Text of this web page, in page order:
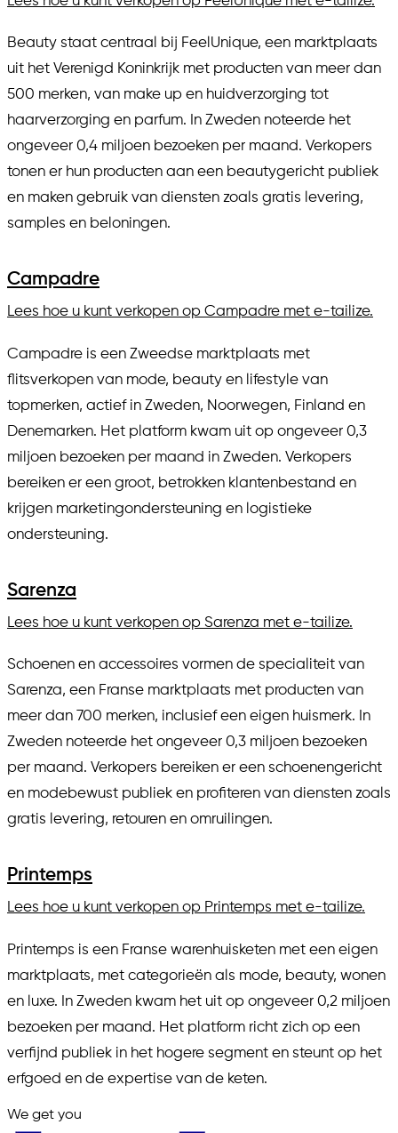
Beauty staat centraal bij FeelUnique, een marktplaats
uit het Verenigd Koninkrijk met producten van meer dan
500 merken, van make up en huidverzorging tot
haarverzorging en parfum. In Zweden noteerde het
ongeveer 0,4 miljoen bezoeken per maand. Verkopers
tonen er hun producten aan een beautygericht publiek
en maken gebruik van diensten zoals gratis levering,
samples en beloningen.
Campadre
Lees hoe u kunt verkopen op Campadre met e-tailize.
Campadre is een Zweedse marktplaats met
flitsverkopen van mode, beauty en lifestyle van
topmerken, actief in Zweden, Noorwegen, Finland en
Denemarken. Het platform kwam uit op ongeveer 0,3
miljoen bezoeken per maand in Zweden. Verkopers
bereiken er een groot, betrokken klantenbestand en
krijgen marketingondersteuning en logistieke
ondersteuning.
Sarenza
Lees hoe u kunt verkopen op Sarenza met e-tailize.
Schoenen en accessoires vormen de specialiteit van
Sarenza, een Franse marktplaats met producten van
meer dan 700 merken, inclusief een eigen huismerk. In
Zweden noteerde het ongeveer 0,3 miljoen bezoeken
per maand. Verkopers bereiken er een schoenengericht
en modebewust publiek en profiteren van diensten zoals
gratis levering, retouren en omruilingen.
Printemps
Lees hoe u kunt verkopen op Printemps met e-tailize.
Printemps is een Franse warenhuisketen met een eigen
marktplaats, met categorieën als mode, beauty, wonen
en luxe. In Zweden kwam het uit op ongeveer 0,2 miljoen
bezoeken per maand. Het platform richt zich op een
verfijnd publiek in het hogere segment en steunt op het
erfgoed en de expertise van de keten.
We get you